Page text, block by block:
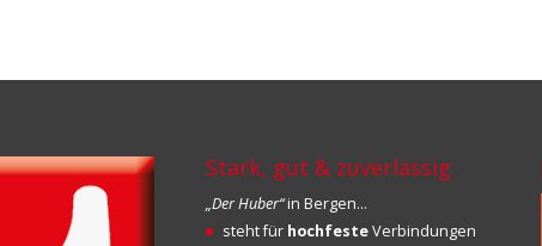
Stark, gut & zuverlässig
„Der Huber“in Bergen…
steht für hochfesteVerbindungen